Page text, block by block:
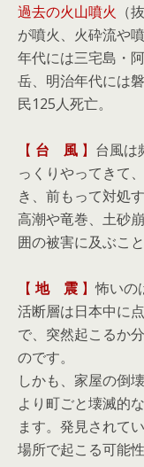
過去の火山噴火 （
が噴火、火砕流や
年代には三宅島・
岳、明治年代には
民125人死亡。
【 台 風 】 台風は
っくりやってきて
き、前もって対処
高潮や竜巻、土砂
囲の被害に及ぶこ
【 地 震 】怖いの
活断層は日本中に
で、突然起こるか
のです。
しかも、家屋の倒
より町ごと壊滅的
ます。発見されて
場所で起こる可能